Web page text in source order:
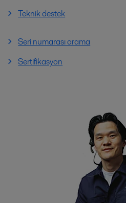
Teknik destek
Seri numarası arama
Sertifikasyon